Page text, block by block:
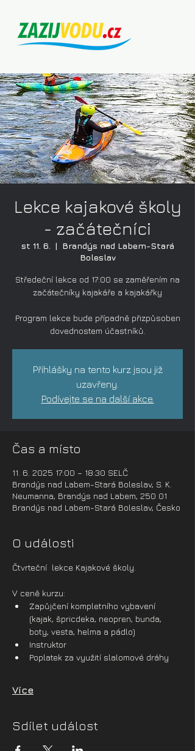
Lekce kajakové školy
- začátečníci
st 11. 6.
  |
Brandýs nad Labem-Stará
Boleslav
Středeční lekce od 17:00 se zaměřením na
začátečníky kajakáře a kajakářky
Program lekce bude případně přizpůsoben
dovednostem účastníků.
Přihlášky na tento kurz jsou již
uzavřeny.
Podívejte se na další akce.
Čas a místo
11. 6. 2025 17:00 – 18:30 SELČ
Brandýs nad Labem-Stará Boleslav, S. K.
Neumanna, Brandýs nad Labem, 250 01
Brandýs nad Labem-Stará Boleslav, Česko
O události
Čtvrteční  lekce Kajakové školy.
V ceně kurzu:
Zapůjčení kompletního vybavení
(kajak, špricdeka, neopren, bunda,
boty, vesta, helma a pádlo)
Instruktor
Poplatek za využití slalomové dráhy
Více
Sdílet událost